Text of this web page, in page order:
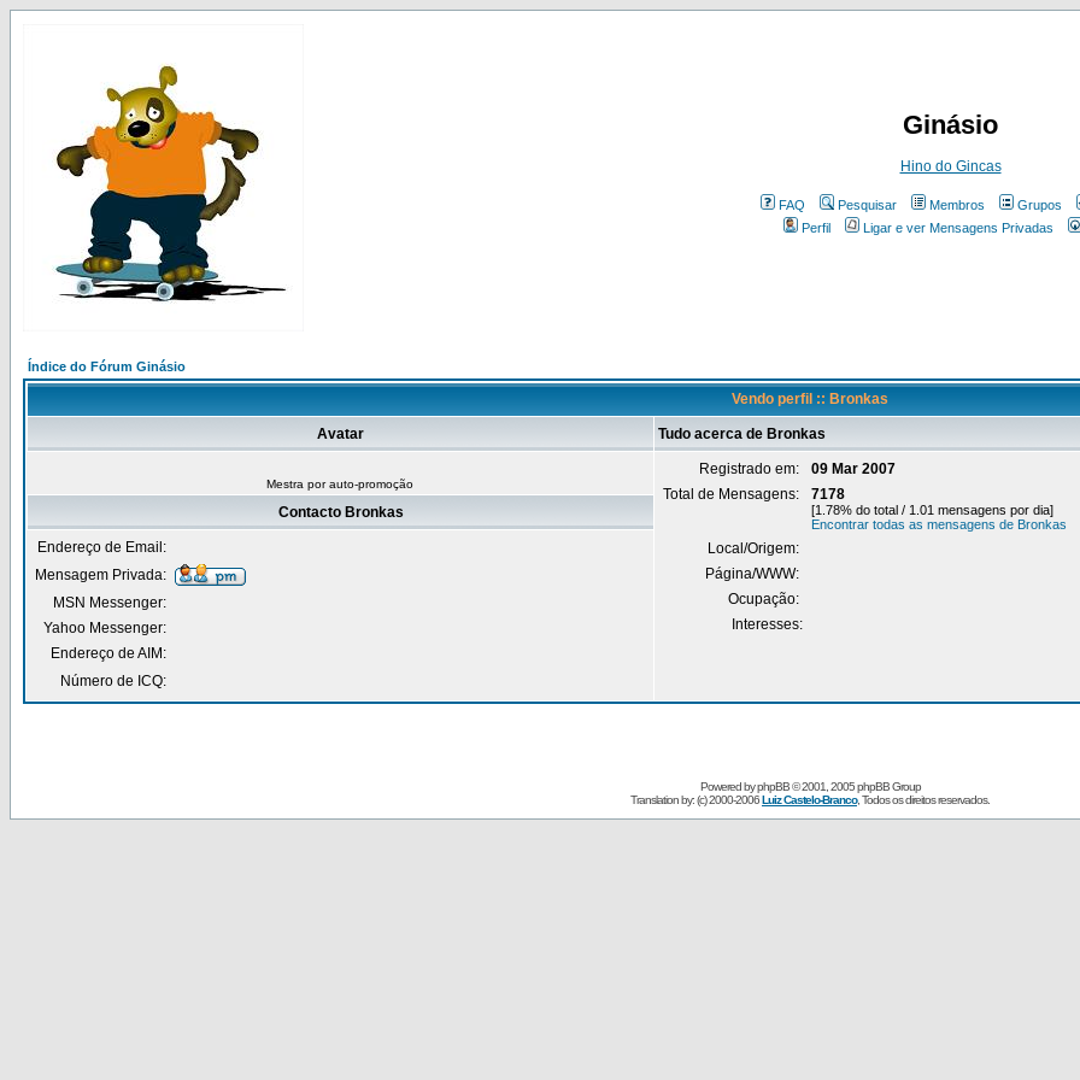
Ginásio
Hino do Gincas
FAQ Pesquisar Membros Grupos
Perfil
Ligar e ver Mensagens Privadas
Índice do Fórum Ginásio
Vendo perfil :: Bronkas
Avatar Tudo acerca de Bronkas
Mestra por auto-promoção
Registrado em:
09 Mar 2007
Total de Mensagens:
7178
[1.78% do total / 1.01 mensagens por dia]
Encontrar todas as mensagens de Bronkas
Local/Origem:
Página/WWW:
Ocupação:
Interesses:
Contacto Bronkas
Endereço de Email:
Mensagem Privada:
MSN Messenger:
Yahoo Messenger:
Endereço de AIM:
Número de ICQ:
Powered byphpBB© 2001, 2005 phpBB Group
Translation by: (c) 2000-2006Luiz Castelo-Branco, Todos os direitos reservados.